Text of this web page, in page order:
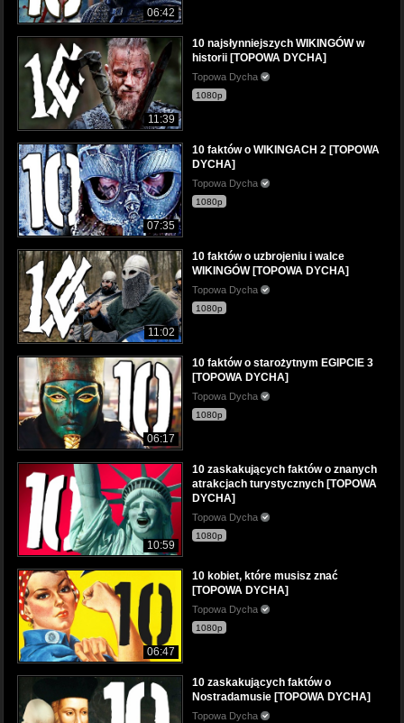
06:42
11:39
10 najsłynniejszych WIKINGÓW w
historii [TOPOWA DYCHA]
Topowa Dycha
1080p
07:35
10 faktów o WIKINGACH 2 [TOPOWA
DYCHA]
Topowa Dycha
1080p
11:02
10 faktów o uzbrojeniu i walce
WIKINGÓW [TOPOWA DYCHA]
Topowa Dycha
1080p
06:17
10 faktów o starożytnym EGIPCIE 3
[TOPOWA DYCHA]
Topowa Dycha
1080p
10:59
10 zaskakujących faktów o znanych
atrakcjach turystycznych [TOPOWA
DYCHA]
Topowa Dycha
1080p
06:47
10 kobiet, które musisz znać
[TOPOWA DYCHA]
Topowa Dycha
1080p
10 zaskakujących faktów o
Nostradamusie [TOPOWA DYCHA]
Topowa Dycha